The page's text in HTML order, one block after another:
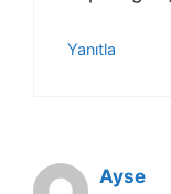
Yanıtla
Ayse